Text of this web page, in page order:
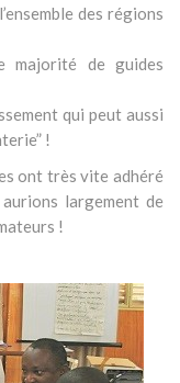
des régions
majorité de guides
qui peut aussi
!
ont très vite adhéré
largement de
!